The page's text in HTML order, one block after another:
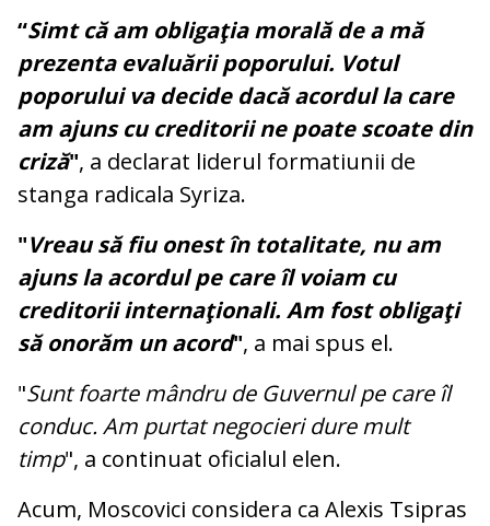
“Simt că am obligaţia morală de a mă
prezenta evaluării poporului. Votul
poporului va decide dacă acordul la care
am ajuns cu creditorii ne poate scoate din
criză", a declarat liderul formatiunii de
stanga radicala Syriza.
"Vreau să fiu onest în totalitate, nu am
ajuns la acordul pe care îl voiam cu
creditorii internaţionali. Am fost obligaţi
să onorăm un acord", a mai spus el.
"Sunt foarte mândru de Guvernul pe care îl
conduc. Am purtat negocieri dure mult
timp", a continuat oficialul elen.
Acum, Moscovici considera ca Alexis Tsipras